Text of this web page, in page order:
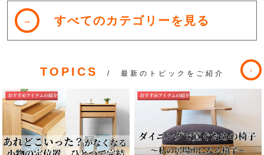
すべてのカテゴリーを見る
TOPICS / 最新のトピックをご紹介